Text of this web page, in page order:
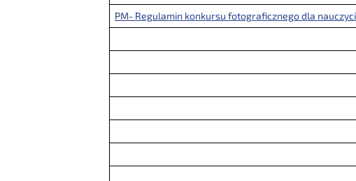
PM- Regulamin konkursu fotograficznego dla